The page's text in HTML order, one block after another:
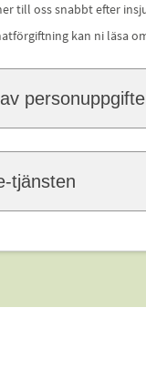
till oss snabbt efter
kan ni läsa
tjänsten